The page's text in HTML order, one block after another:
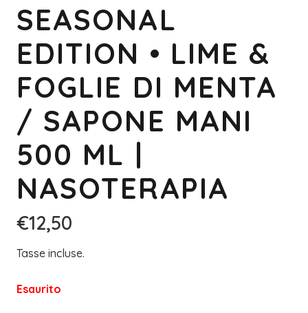
SEASONAL
EDITION • LIME &
FOGLIE DI MENTA
/ SAPONE MANI
500 ML |
NASOTERAPIA
€12,50
Tasse incluse.
Esaurito